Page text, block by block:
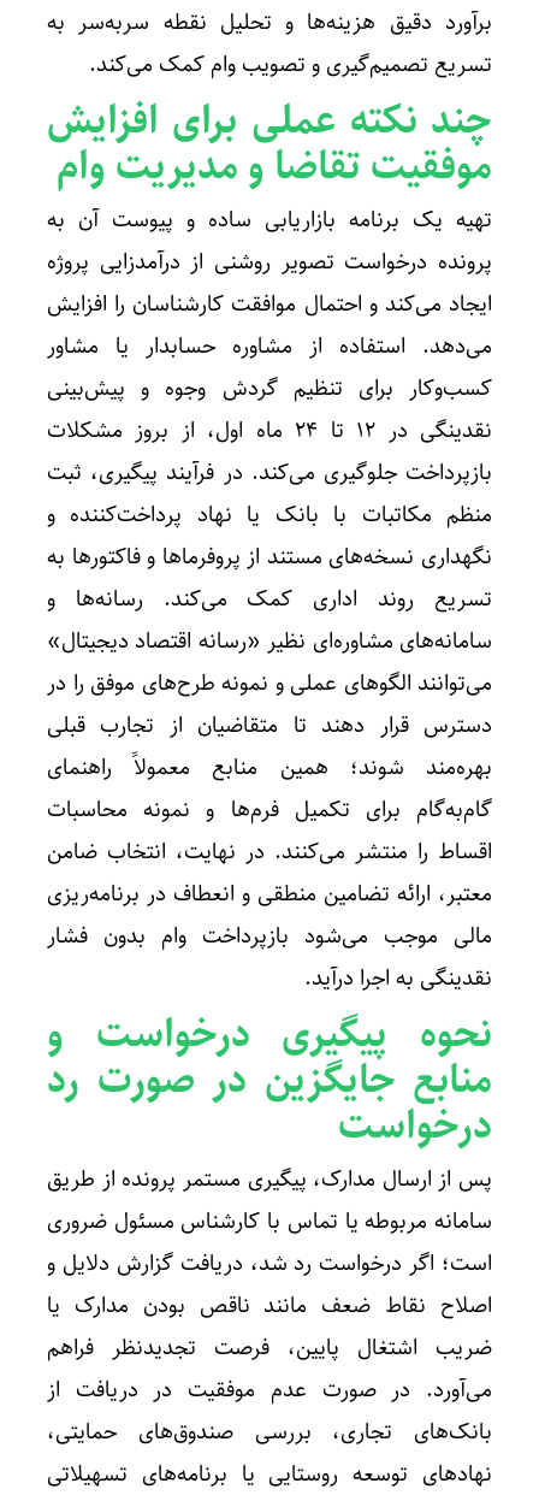
برآورد دقیق هزینه‌ها و تحلیل نقطه سربه‌سر به
تسریع تصمیم‌گیری و تصویب وام کمک می‌کند.
چند نکته عملی برای افزایش
موفقیت تقاضا و مدیریت وام
تهیه یک برنامه بازاریابی ساده و پیوست آن به
پرونده درخواست تصویر روشنی از درآمدزایی پروژه
ایجاد می‌کند و احتمال موافقت کارشناسان را افزایش
می‌دهد. استفاده از مشاوره حسابدار یا مشاور
کسب‌وکار برای تنظیم گردش وجوه و پیش‌بینی
نقدینگی در ۱۲ تا ۲۴ ماه اول، از بروز مشکلات
بازپرداخت جلوگیری می‌کند. در فرآیند پیگیری، ثبت
منظم مکاتبات با بانک یا نهاد پرداخت‌کننده و
نگهداری نسخه‌های مستند از پروفرماها و فاکتورها به
تسریع روند اداری کمک می‌کند. رسانه‌ها و
سامانه‌های مشاوره‌ای نظیر «رسانه اقتصاد دیجیتال»
می‌توانند الگوهای عملی و نمونه طرح‌های موفق را در
دسترس قرار دهند تا متقاضیان از تجارب قبلی
بهره‌مند شوند؛ همین منابع معمولاً راهنمای
گام‌به‌گام برای تکمیل فرم‌ها و نمونه محاسبات
اقساط را منتشر می‌کنند. در نهایت، انتخاب ضامن
معتبر، ارائه تضامین منطقی و انعطاف در برنامه‌ریزی
مالی موجب می‌شود بازپرداخت وام بدون فشار
نقدینگی به اجرا درآید.
نحوه پیگیری درخواست و
منابع جایگزین در صورت رد
درخواست
پس از ارسال مدارک، پیگیری مستمر پرونده از طریق
سامانه مربوطه یا تماس با کارشناس مسئول ضروری
است؛ اگر درخواست رد شد، دریافت گزارش دلایل و
اصلاح نقاط ضعف مانند ناقص بودن مدارک یا
ضریب اشتغال پایین، فرصت تجدیدنظر فراهم
می‌آورد. در صورت عدم موفقیت در دریافت از
بانک‌های تجاری، بررسی صندوق‌های حمایتی،
نهادهای توسعه روستایی یا برنامه‌های تسهیلاتی